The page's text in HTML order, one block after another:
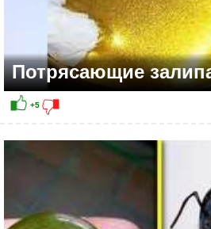
Потрясающие